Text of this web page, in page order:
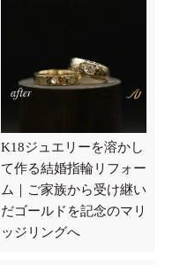
K18ジュエリーを溶かし
て作る結婚指輪リフォー
ム｜ご家族から受け継い
だゴールドを記念のマリ
ッジリングへ